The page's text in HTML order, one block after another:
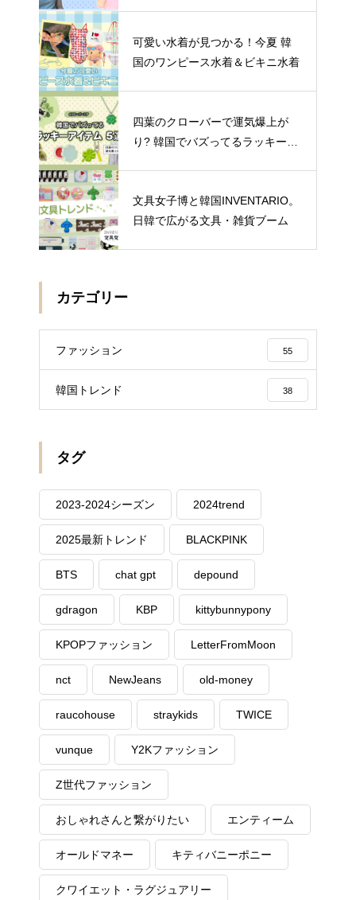
可愛い水着が見つかる！今夏 韓
国のワンピース水着＆ビキニ水着
四葉のクローバーで運気爆上が
り? 韓国でバズってるラッキーア
文具女子博と韓国INVENTARIO。
日韓で広がる文具・雑貨ブーム
カテゴリー
ファッション 55
韓国トレンド 38
タグ
2023-2024シーズン 2024trend
2025最新トレンド BLACKPINK
BTS chat gpt depound
gdragon KBP kittybunnypony
KPOPファッション LetterFromMoon
nct NewJeans old-money
raucohouse straykids TWICE
vunque Y2Kファッション
Z世代ファッション
おしゃれさんと繋がりたい エンティーム
オールドマネー キティバニーポニー
クワイエット・ラグジュアリー